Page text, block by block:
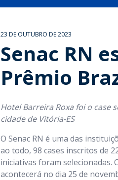
23 DE OUTUBRO DE 2023
Senac RN
Prêmio
Hotel Barreira Roxa foi o case
cidade de Vitória-ES
O Senac RN é uma das
ao todo, 98 cases inscritos de
iniciativas foram selecionadas.
acontecerá no dia 25 de